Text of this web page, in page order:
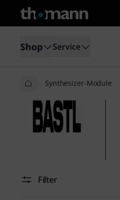
Shop Service
Synthesizer-Module
Filter